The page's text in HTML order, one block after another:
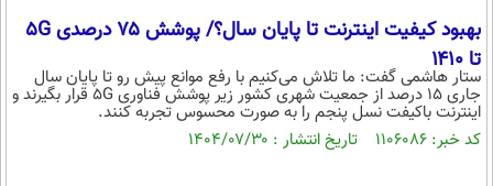
منو
جستجو
آب و هوا
اوقات شرعی
پیوند ها
بهبود کیفیت اینترنت تا پایان سال؟/ پوشش ۷۵ درصدی ۵G
تا ۱۴۱۰
ستار هاشمی گفت: ما تلاش می‌کنیم با رفع موانع پیش رو تا پایان سال
جاری ۱۵ درصد از جمعیت شهری کشور زیر پوشش فناوری ۵G قرار بگیرند و
اینترنت باکیفت نسل پنجم را به صورت محسوس تجربه کنند.
کد خبر: ۱۱۰۶۰۸۶ تاریخ انتشار : ۱۴۰۴/۰۷/۳۰